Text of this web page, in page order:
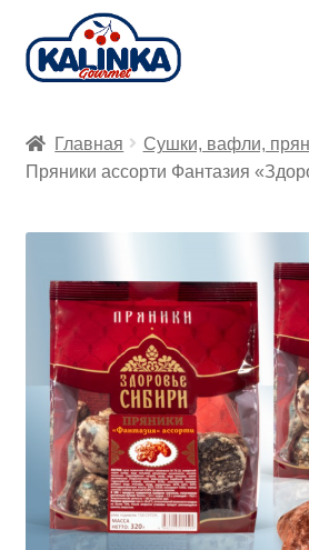
Перейти
к
Перейти
к
Заказ онлайн
Магазины
Доставка
Корзина
Главная
Сушки, вафли,
Пряники ассорти Фантазия